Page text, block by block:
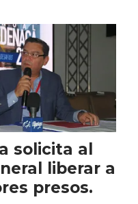
solicita al
liberar a
presos.